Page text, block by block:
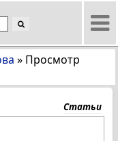
» Просмотр
Статьи